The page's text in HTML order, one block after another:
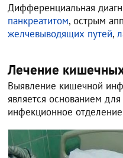
Дифференциальная
панкреатитом, острым
желчевыводящих путей,
Лечение
Выявление кишечной
является основанием
инфекционное